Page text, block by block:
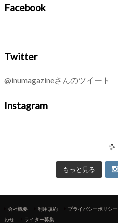
Facebook
Twitter
@inumagazineさんのツイート
Instagram
もっと見る
会社概要 利用規約 プライバシーポリシー
わせ
ライター募集